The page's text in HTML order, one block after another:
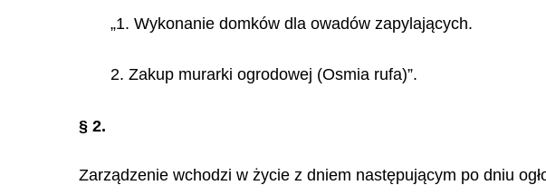
„1. Wykonanie domków dla owadów zapylających.
2. Zakup murarki ogrodowej (Osmia rufa)”.
§ 2.
Zarządzenie wchodzi w życie z dniem następującym po dniu